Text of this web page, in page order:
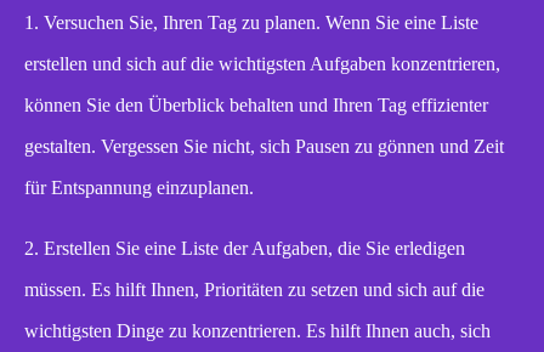
1. Versuchen Sie, Ihren Tag zu planen. Wenn Sie eine Liste
erstellen und sich auf die wichtigsten Aufgaben konzentrieren,
können Sie den Überblick behalten und Ihren Tag effizienter
gestalten. Vergessen Sie nicht, sich Pausen zu gönnen und Zeit
für Entspannung einzuplanen.
2. Erstellen Sie eine Liste der Aufgaben, die Sie erledigen
müssen. Es hilft Ihnen, Prioritäten zu setzen und sich auf die
wichtigsten Dinge zu konzentrieren. Es hilft Ihnen auch, sich